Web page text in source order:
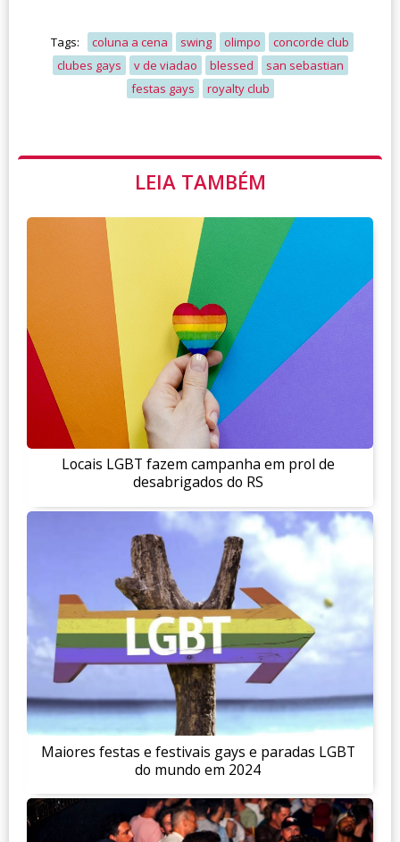
Tags: coluna a cena swing olimpo
concorde club
clubes gays
v de viadao blessed
san sebastian
festas gays
royalty club
LEIA TAMBÉM
Locais LGBT fazem campanha em prol de
desabrigados do RS
Maiores festas e festivais gays e paradas LGBT
do mundo em 2024